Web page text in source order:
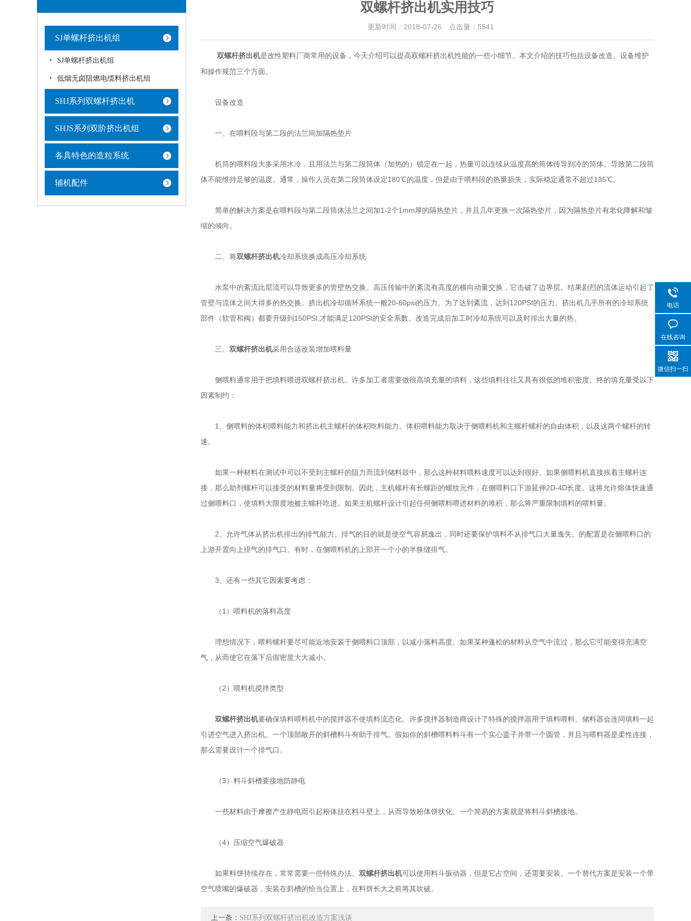
SJ单螺杆挤出机组
SJ单螺杆挤出机组
低烟无卤阻燃电缆料挤出机组
SHJ系列双螺杆挤出机
SHJS系列双阶挤出机组
各具特色的造粒系统
辅机配件
双螺杆挤出机实用技巧
更新时间：2018-07-26 点击量： 5541
双螺杆挤出机是改性塑料厂商常用的设备，今天介绍可以提高双螺杆挤出机性能的一些小细节。本文介绍的技巧包括设备改造、设备维护
和操作规范三个方面。
设备改造
一、在喂料段与第二段的法兰间加隔热垫片
机筒的喂料段大多采用水冷，且用法兰与第二段筒体（加热的）锁定在一起，热量可以连续从温度高的筒体传导到冷的筒体。导致第二段筒
体不能维持足够的温度。通常，操作人员在第二段筒体设定180℃的温度，但是由于喂料段的热量损失，实际稳定通常不超过135℃。
简单的解决方案是在喂料段与第二段筒体法兰之间加1-2个1mm厚的隔热垫片，并且几年更换一次隔热垫片，因为隔热垫片有老化降解和皱
缩的倾向。
二、将双螺杆挤出机冷却系统换成高压冷却系统
水泵中的紊流比层流可以导致更多的管壁热交换。高压传输中的紊流有高度的横向动量交换，它击破了边界层。结果剧烈的流体运动引起了
管壁与流体之间大得多的热交换。挤出机冷却循环系统一般20-60psi的压力。为了达到紊流，达到120PSI的压力。挤出机几乎所有的冷却系统
部件（软管和阀）都要升级到150PSI,才能满足120PSI的安全系数。改造完成后加工时冷却系统可以及时排出大量的热。
三、 双螺杆挤出机采用合适改装增加喂料量
侧喂料通常用于把填料喂进双螺杆挤出机。许多加工者需要做很高填充量的填料，这些填料往往又具有很低的堆积密度。终的填充量受以下
因素制约：
1、侧喂料的体积喂料能力和挤出机主螺杆的体积吃料能力。体积喂料能力取决于侧喂料机和主螺杆螺杆的自由体积，以及这两个螺杆的转
速。
如果一种材料在测试中可以不受到主螺杆的阻力而流到储料鼓中，那么这种材料喂料速度可以达到很好。如果侧喂料机直接挨着主螺杆连
接，那么助剂螺杆可以接受的材料量将受到限制。因此，主机螺杆有长螺距的螺纹元件，在侧喂料口下游延伸2D-4D长度。这将允许熔体快速通
过侧喂料口，使填料大限度地被主螺杆吃进。如果主机螺杆设计引起任何侧喂料喂进材料的堆积，那么将严重限制填料的喂料量。
2、允许气体从挤出机排出的排气能力。排气的目的就是使空气容易逸出，同时还要保护填料不从排气口大量逸失。的配置是在侧喂料口的
上游开置向上排气的排气口。有时，在侧喂料机的上部开一个小的半狭缝排气。
3、还有一些其它因素要考虑：
（1）喂料机的落料高度
理想情况下，喂料螺杆要尽可能近地安装于侧喂料口顶部，以减小落料高度。如果某种蓬松的材料从空气中流过，那么它可能变得充满空
气，从而使它在落下后假密度大大减小。
（2）喂料机搅拌类型
双螺杆挤出机要确保填料喂料机中的搅拌器不使填料流态化。许多搅拌器制造商设计了特殊的搅拌器用于填料喂料。储料器会连同填料一起
引进空气进入挤出机。一个顶部敞开的斜槽料斗有助于排气。假如你的斜槽喂料料斗有一个实心盖子并带一个圆管，并且与喂料器是柔性连接，
那么需要设计一个排气口。
（3）料斗斜槽要接地防静电
一些材料由于摩擦产生静电而引起粉体挂在料斗壁上，从而导致粉体饼状化。一个简易的方案就是将料斗斜槽接地。
（4）压缩空气爆破器
如果料饼持续存在，常常需要一些特殊办法。 双螺杆挤出机可以使用料斗振动器，但是它占空间，还需要安装。一个替代方案是安装一个带
空气喷嘴的爆破器，安装在斜槽的恰当位置上，在料饼长大之前将其吹破。
上一条： SHJ系列双螺杆挤出机改造方案浅谈
电话
在线咨询
微信扫一扫